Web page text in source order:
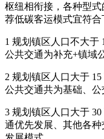
枢纽相衔接，各种型
荐低碳客运模式宜符合
1 规划镇区人口不大
公共交通为补充+镇域
2 规划镇区人口大于
公共交通共为基础、
3 规划镇区人口大于
通优先发展、其他各